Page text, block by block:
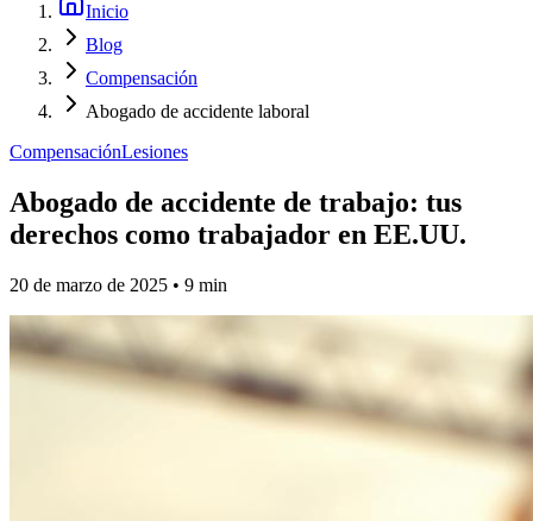
Inicio
Blog
Compensación
Abogado de accidente laboral
CompensaciónLesiones
Abogado de accidente de trabajo: tus
derechos como trabajador en EE.UU.
20 de marzo de 2025 • 9 min